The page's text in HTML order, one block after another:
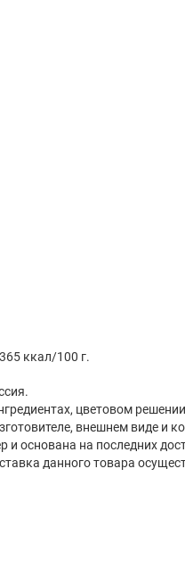
ккал/100 г.
цветовом
внешнем виде и
и основана на последних
данного товара